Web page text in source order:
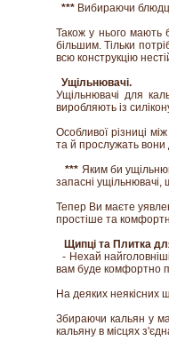
*** Вибираючи
Також у нього мають
більшим. Тільки
всю конструкцію
Ущільнювачі.
Ущільнювачі для
виробляють із
Особливої різниці
та й прослужать
*** Яким би
запасні
Тепер Ви маєте
простіше та
Щипці та Плитка
- Нехай
вам буде комфортно
На деяких
Збираючи кальян у
кальяну в місцях